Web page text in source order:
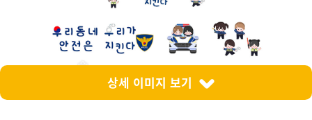
상세 이미지 보기